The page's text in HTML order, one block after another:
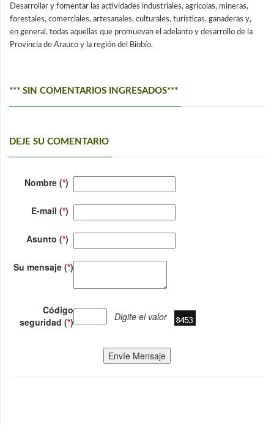
Desarrollar y fomentar las actividades industriales, agrícolas, mineras,
forestales, comerciales, artesanales, culturales, turísticas, ganaderas y,
en general, todas aquellas que promuevan el adelanto y desarrollo de la
Provincia de Arauco y la región del Biobío.
*** SIN COMENTARIOS INGRESADOS***
DEJE SU COMENTARIO
Nombre (*)
E-mail (*)
Asunto (*)
Su mensaje (*)
Código
seguridad (*) Digite el valor
Envíe Mensaje